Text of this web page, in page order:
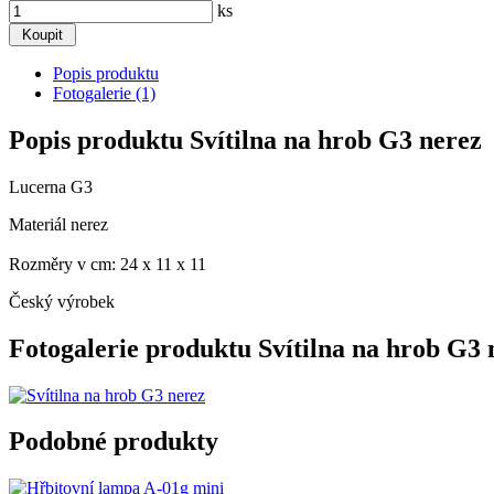
ks
Popis produktu
Fotogalerie (1)
Popis produktu Svítilna na hrob G3 nerez
Lucerna G3
Materiál nerez
Rozměry v cm: 24 x 11 x 11
Český výrobek
Fotogalerie produktu Svítilna na hrob G3
Podobné produkty